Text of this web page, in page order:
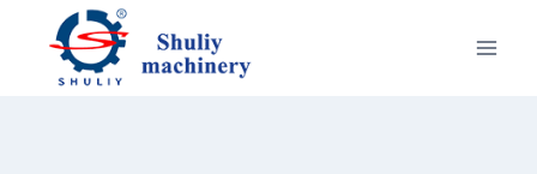
Перейти
содержимому